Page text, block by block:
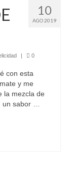
10
AGO 2019
0
con esta
y me
la mezcla de
un sabor …